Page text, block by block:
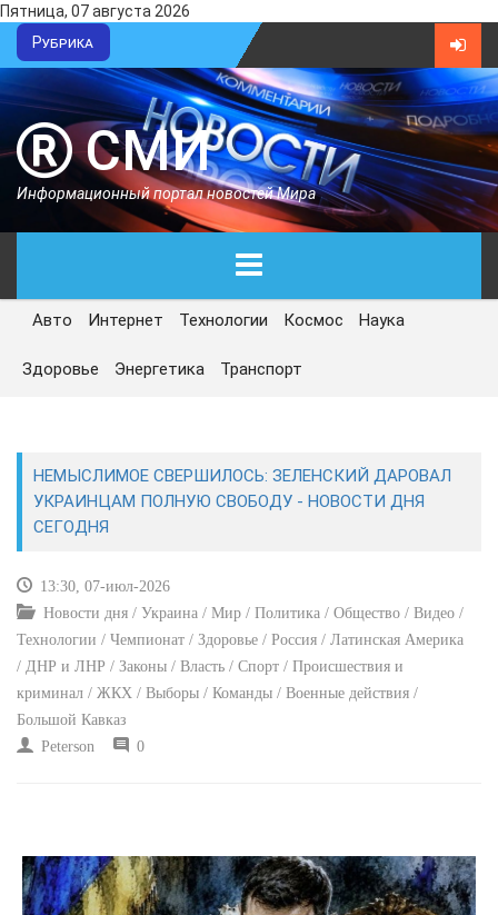
Пятница, 07 августа 2026
Рубрика
СМИ
Информационный портал новостей Мира
ГЛАВНАЯ
СЕГОДНЯ
ЭКОНОМИКА
СПОРТ
ВОЕННЫЕ ДЕЙСТВИЯ
ПРОИСШЕСТВИЯ
Авто Интернет Технологии Космос Наука
Здоровье Энергетика Транспорт
НЕМЫСЛИМОЕ СВЕРШИЛОСЬ: ЗЕЛЕНСКИЙ ДАРОВАЛ
УКРАИНЦАМ ПОЛНУЮ СВОБОДУ - НОВОСТИ ДНЯ
СЕГОДНЯ
13:30, 07-июл-2026
Новости дня / Украина / Мир / Политика / Общество / Видео /
Технологии / Чемпионат / Здоровье / Россия / Латинская Америка
/ ДНР и ЛНР / Законы / Власть / Спорт / Происшествия и
криминал / ЖКХ / Выборы / Команды / Военные действия /
Большой Кавказ
Peterson
0